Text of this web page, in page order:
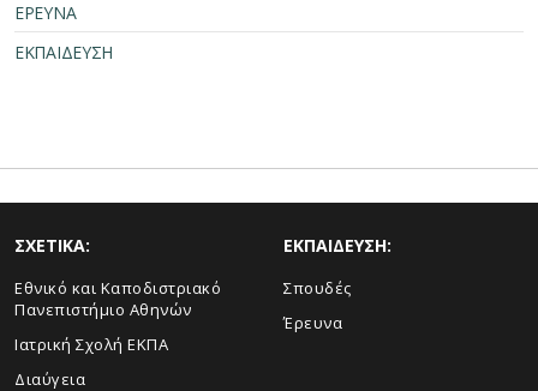
ΕΡΕΥΝΑ
ΕΚΠΑΙΔΕΥΣΗ
ΣΧΕΤΙΚΑ:
Εθνικό και Καποδιστριακό
Πανεπιστήμιο Αθηνών
Ιατρική Σχολή ΕΚΠΑ
Διαύγεια
ΕΚΠΑΙΔΕΥΣΗ:
Σπουδές
Έρευνα